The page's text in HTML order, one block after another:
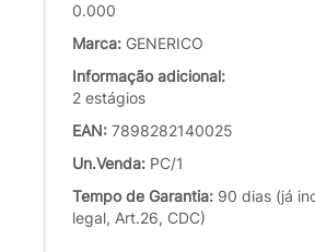
0.000
Marca: GENERICO
Informação adicional:
2 estágios
EAN: 7898282140025
Un.Venda: PC/1
Tempo de Garantia: 90 dias (já
legal, Art.26, CDC)